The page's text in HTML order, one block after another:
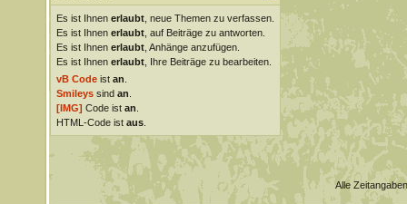
Es ist Ihnen erlaubt, neue Themen zu verfassen.
Es ist Ihnen erlaubt, auf Beiträge zu antworten.
Es ist Ihnen erlaubt, Anhänge anzufügen.
Es ist Ihnen erlaubt, Ihre Beiträge zu bearbeiten.
vB Codeist an
Smileyssind an
[IMG] Code ist an
HTML-Code ist aus.
Alle